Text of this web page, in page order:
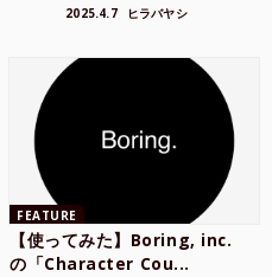
2025.4.7 ヒラバヤシ
FEATURE
【使ってみた】Boring, inc.
の「Character Cou...